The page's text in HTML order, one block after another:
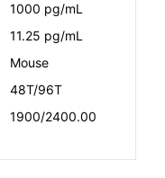
1000 pg/mL
11.25 pg/mL
Mouse
48T/96T
1900/2400.00